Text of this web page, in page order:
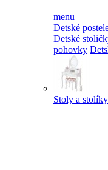
menu
Detské
Detské
pohovky
Stoly a stolíky